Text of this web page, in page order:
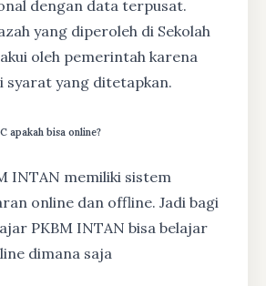
dengan data terpusat.
yang diperoleh di Sekolah
oleh pemerintah karena
syarat yang ditetapkan.
apakah bisa online?
INTAN memiliki sistem
online dan offline. Jadi bagi
PKBM INTAN bisa belajar
dimana saja